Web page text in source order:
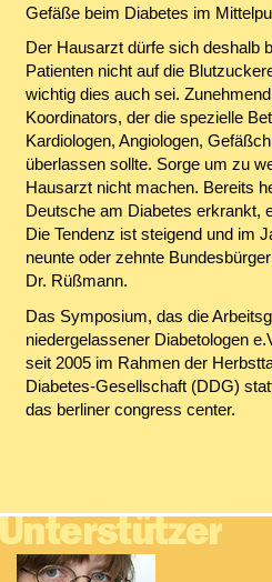
Gefäße beim Diabetes im
Der Hausarzt dürfe sich deshalb
Patienten nicht auf die
wichtig dies auch sei.
Koordinators, der die spezielle
Kardiologen, Angiologen,
überlassen sollte. Sorge um zu
Hausarzt nicht machen. Bereits
Deutsche am Diabetes erkrankt,
Die Tendenz ist steigend und im
neunte oder zehnte
Dr. Rüßmann.
Das Symposium, das die
niedergelassener Diabetologen
seit 2005 im Rahmen der
Diabetes-Gesellschaft (DDG)
das berliner congress center.